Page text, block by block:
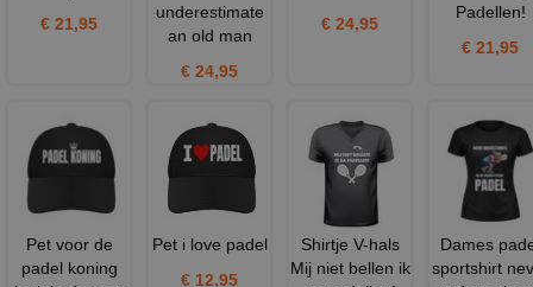
€ 21,95
underestimate
an old man
€ 24,95
€ 24,95
Padellen!
€ 21,95
Pet voor de
padel koning
Pet i love padel
€ 12,95
Shirtje V-hals
Mij niet bellen ik
Dames
sportshirt